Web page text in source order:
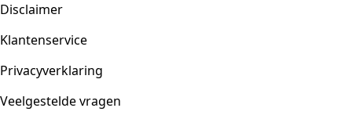
Disclaimer
Klantenservice
Privacyverklaring
Veelgestelde vragen